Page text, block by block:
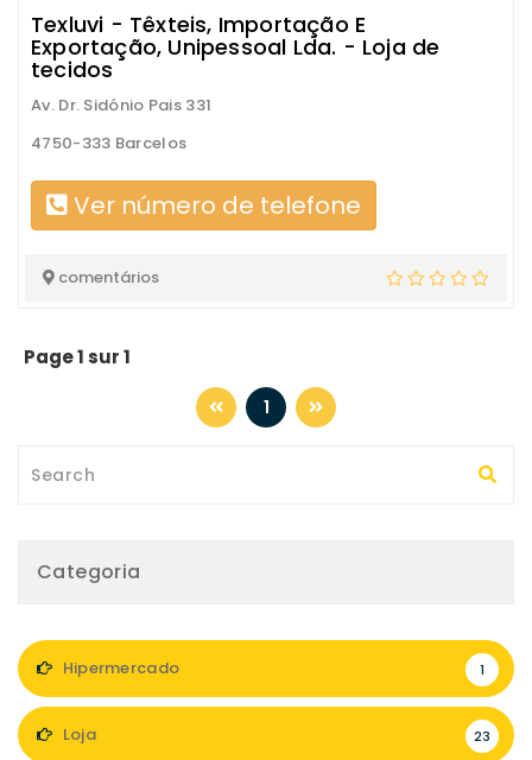
Texluvi - Têxteis, Importação E
Exportação, Unipessoal Lda. - Loja de
tecidos
Av. Dr. Sidónio Pais 331
4750-333 Barcelos
Ver número de telefone
comentários
Page 1 sur 1
1
Categoria
Hipermercado 1
Loja 23